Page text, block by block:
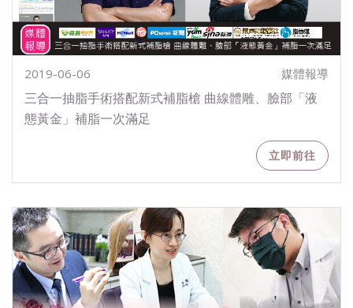
2019-06-06 媒體報導
三合一抽脂手術搭配新式補脂槍 曲線體雕、臉部「液
態黃金」補脂一次滿足
立即前往